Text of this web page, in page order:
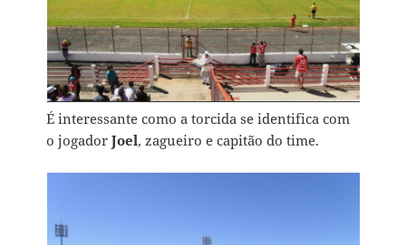
É interessante como a torcida se identifica com
o jogadorJoel, zagueiro e capitão do time.